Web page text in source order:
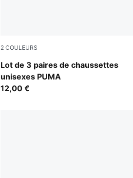
2 COULEURS
Lot de 3 paires de chaussettes
unisexes PUMA
white
12,00 €